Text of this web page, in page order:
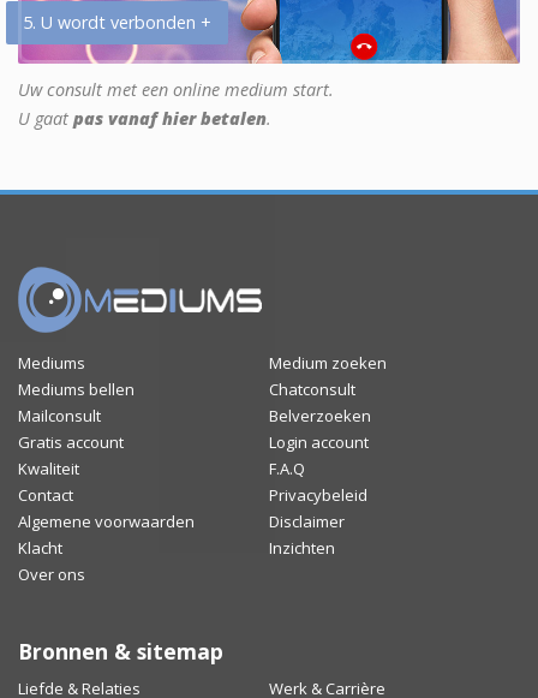
5. U wordt verbonden +
Uw consult met een online medium start.
U gaat pas vanaf hier betalen.
Mediums
Medium zoeken
Mediums bellen
Chatconsult
Mailconsult
Belverzoeken
Gratis account
Login account
Kwaliteit
F.A.Q
Contact
Privacybeleid
Algemene voorwaarden
Disclaimer
Klacht
Inzichten
Over ons
Bronnen & sitemap
Liefde & Relaties Werk & Carrière